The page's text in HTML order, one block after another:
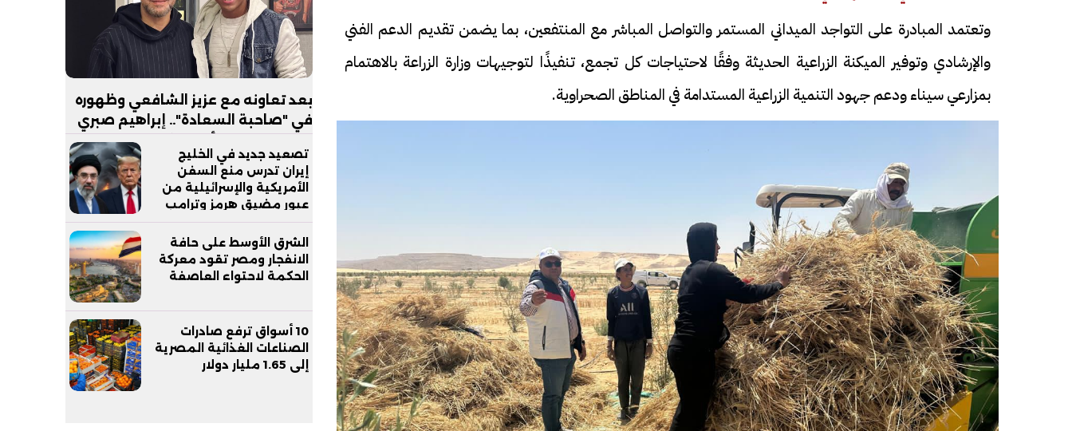
وتعتمد المبادرة على التواجد الميداني المستمر والتواصل المباشر مع المنتفعين، بما يضمن تقديم الدعم الفني
والإرشادي وتوفير الميكنة الزراعية الحديثة وفقًا لاحتياجات كل تجمع، تنفيذًا لتوجيهات وزارة الزراعة بالاهتمام
بمزارعي سيناء ودعم جهود التنمية الزراعية المستدامة في المناطق الصحراوية.
بعد تعاونه مع عزيز الشافعي وظهوره
في "صاحبة السعادة".. إبراهيم صبري
تصعيد جديد في الخليج
إيران تدرس منع السفن
الأمريكية والإسرائيلية من
عبور مضيق هرمز وترامب
يدعم وزير دفاعه
الشرق الأوسط على حافة
الانفجار ومصر تقود معركة
الحكمة لاحتواء العاصفة
10 أسواق ترفع صادرات
الصناعات الغذائية المصرية
إلى 1.65 مليار دولار